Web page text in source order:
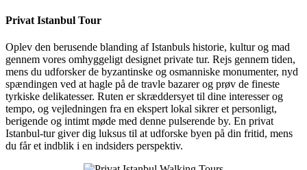
Privat Istanbul Tour
Oplev den berusende blanding af Istanbuls historie, kultur og mad
gennem vores omhyggeligt designet private tur. Rejs gennem tiden,
mens du udforsker de byzantinske og osmanniske monumenter, nyd
spændingen ved at hagle på de travle bazarer og prøv de fineste
tyrkiske delikatesser. Ruten er skræddersyet til dine interesser og
tempo, og vejledningen fra en ekspert lokal sikrer et personligt,
berigende og intimt møde med denne pulserende by. En privat
Istanbul-tur giver dig luksus til at udforske byen på din fritid, mens
du får et indblik i en indsiders perspektiv.